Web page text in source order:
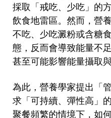
採取「戒吃、少吃」的
飲食地雷區。然而，營
不吃、少吃澱粉或含糖
態，反而會導致能量不
甚至可能影響能量攝取
為此，營養學家提出「
求「可持續、彈性高」
聚餐頻繁的情境下，如